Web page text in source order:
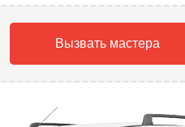
Вызвать мастера